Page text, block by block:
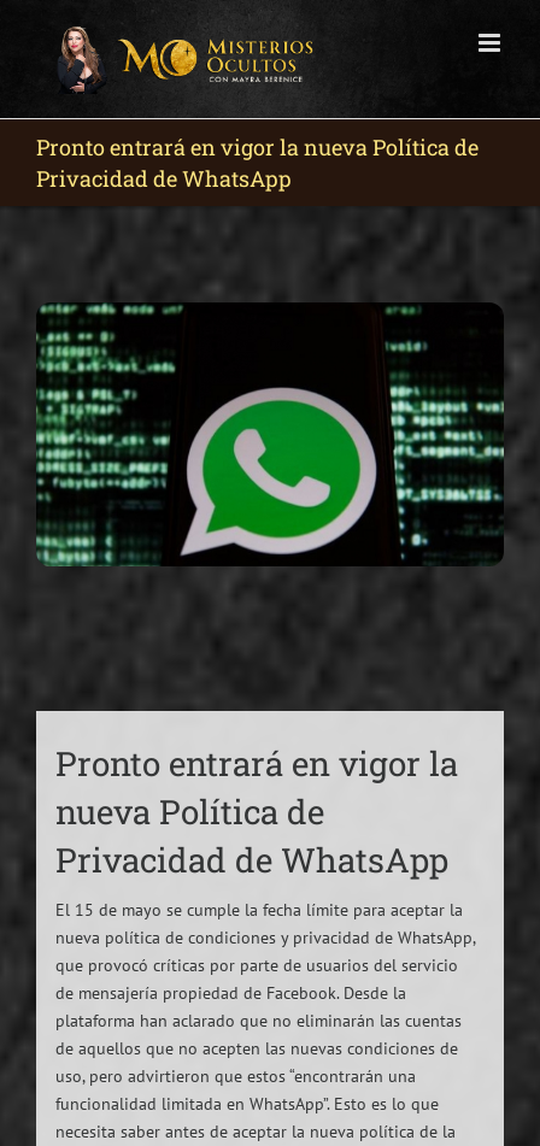
Pronto entrará en vigor la nueva Política de
Privacidad de WhatsApp
Pronto entrará en vigor la
nueva Política de
Privacidad de WhatsApp
El 15 de mayo se cumple la fecha límite para aceptar la
nueva política de condiciones y privacidad de WhatsApp,
que provocó críticas por parte de usuarios del servicio
de mensajería propiedad de Facebook. Desde la
plataforma han aclarado que no eliminarán las cuentas
de aquellos que no acepten las nuevas condiciones de
uso, pero advirtieron que estos “encontrarán una
funcionalidad limitada en WhatsApp”. Esto es lo que
necesita saber antes de aceptar la nueva política de la